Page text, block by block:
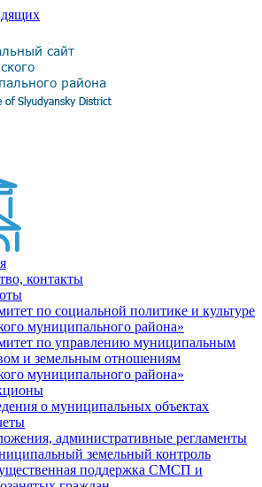
контакты
по социальной политике и культуре
муниципального района»
по управлению муниципальным
и земельным отношениям
муниципального района»
о муниципальных объектах
административные регламенты
земельный контроль
поддержка СМСП и